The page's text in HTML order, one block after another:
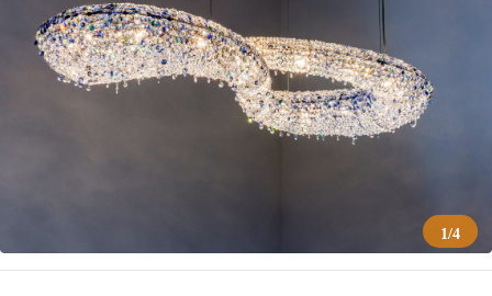
1/4